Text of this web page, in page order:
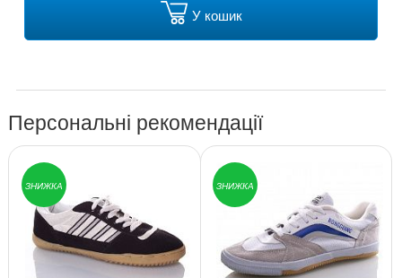
У кошик
Персональні рекомендації
ЗНИЖКА ЗНИЖКА